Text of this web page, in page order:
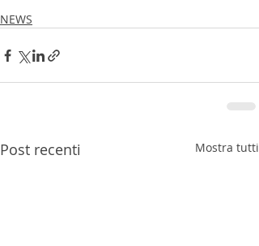
NEWS
Post recenti Mostra tutti